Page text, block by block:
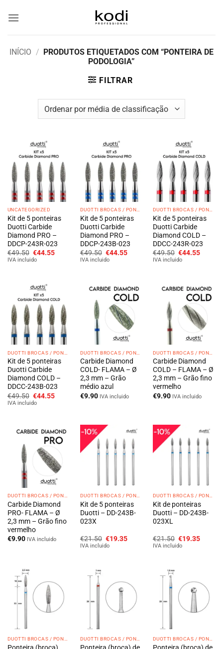
INÍCIO / PRODUTOS ETIQUETADOS COM “PONTEIRA DE
PODOLOGIA”
FILTRAR
UNCATEGORIZED
Kit de 5 ponteiras
Duotti Carbide
Diamond PRO –
DDCP-243R-023
€49.50 O
preço
€44.55O
IVA incluido
Kit de 5 ponteiras
Duotti Carbide
Diamond PRO –
DDCP-243B-023
€49.50 O
preço
€44.55O
IVA incluido
Kit de 5 ponteiras
Duotti Carbide
Diamond COLD –
DDCC-243R-023
€49.50 O
preço
€44.55O
IVA incluido
Kit de 5 ponteiras
Duotti Carbide
Diamond COLD –
DDCC-243B-023
€49.50 O
preço
€44.55O
IVA incluido
Carbide Diamond
COLD- FLAMA – Ø
2,3 mm – Grão
médio azul
€9.90 IVA incluido
Carbide Diamond
COLD – FLAMA – Ø
2,3 mm – Grão fino
vermelho
€9.90 IVA incluido
DUOTTI BROCAS / PONTEIRAS
Carbide Diamond
PRO- FLAMA – Ø
2,3 mm – Grão fino
vermelho
€9.90 IVA incluido
DUOTTI BROCAS / PONTEIRAS
Kit de 5 ponteiras
Duotti – DD-243B-
023X
€21.50 O
preço
€19.35O
IVA incluido
DUOTTI BROCAS / PONTEIRAS
Kit de ponteiras
Duotti – DD-243B-
023XL
€21.50 O
preço
€19.35O
IVA incluido
Ponteira (broca)
Ponteira (broca) de
Ponteira (broca) de